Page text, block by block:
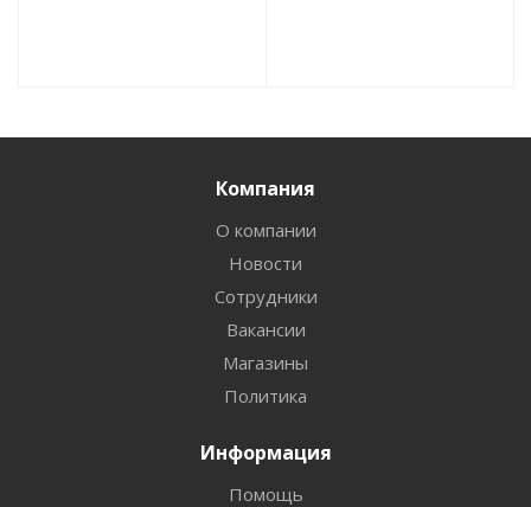
Компания
О компании
Новости
Сотрудники
Вакансии
Магазины
Политика
Информация
Помощь